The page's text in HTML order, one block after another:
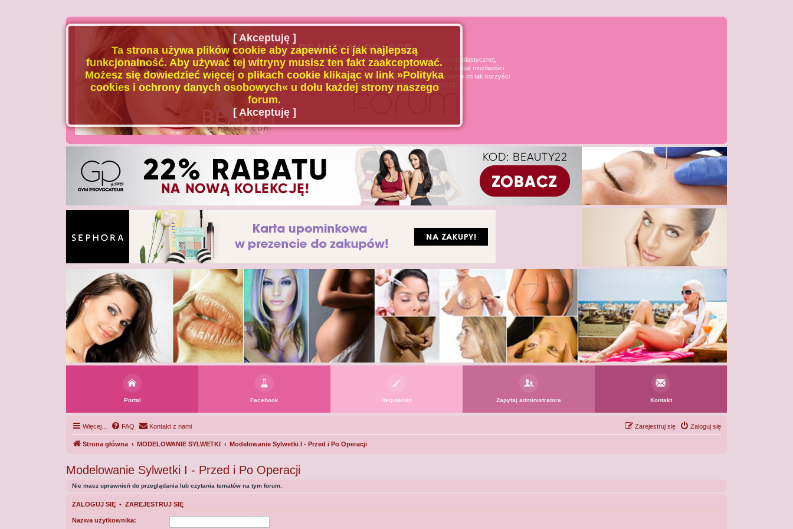
BEAUTY W POLSCE
Naszą misją jest poszerzanie wiedzy u pacjenta chirurgii plastycznej,
medycyny estetycznej oraz dziedzin pokrewnych, na temat możliwości
i ograniczeń tych dziedzin medycyny, oraz uświadamianie im tak korzyści
jak i zagrożeń wynikających z podejmowanych decyzji.
Portal Facebook Regulamin Zapytaj administratora Kontakt
Więcej… FAQ Kontakt z nami Zaloguj się
Zarejestruj się
Strona główna MODELOWANIE SYLWETKI Modelowanie Sylwetki I - Przed i Po Operacji
Modelowanie Sylwetki I - Przed i Po Operacji
Nie masz uprawnień do przeglądania lub czytania tematów na tym forum.
ZALOGUJ SIĘ • ZAREJESTRUJ SIĘ
Nazwa użytkownika:
[ Akceptuję ]
Ta strona używa plików cookie aby zapewnić ci jak najlepszą
funkcjonalność. Aby używać tej witryny musisz ten fakt zaakceptować.
Możesz się dowiedzieć więcej o plikach cookie klikając w link »Polityka
cookies i ochrony danych osobowych« u dołu każdej strony naszego
forum.
[ Akceptuję ]